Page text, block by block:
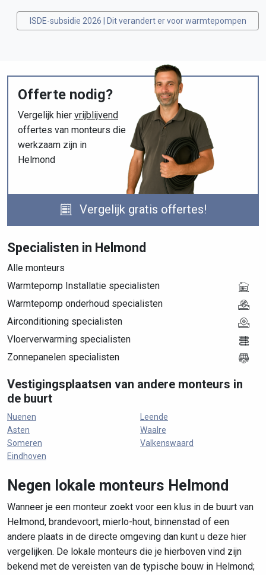
ISDE-subsidie 2026 | Dit verandert er voor warmtepompen
Offerte nodig?
Vergelijk hier vrijblijvend
offertes van monteurs die
werkzaam zijn in
Helmond
Vergelijk gratis offertes!
Specialisten in Helmond
Alle monteurs
Warmtepomp Installatie specialisten
Warmtepomp onderhoud specialisten
Airconditioning specialisten
Vloerverwarming specialisten
Zonnepanelen specialisten
Vestigingsplaatsen van andere monteurs in
de buurt
Nuenen
Asten
Someren
Eindhoven
Leende
Waalre
Valkenswaard
Negen lokale monteurs Helmond
Wanneer je een monteur zoekt voor een klus in de buurt van
Helmond, brandevoort, mierlo-hout, binnenstad of een
andere plaats in de directe omgeving dan kunt u deze hier
vergelijken. De lokale monteurs die je hierboven vind zijn
bekend met de vereisten van de typische bouw in Helmond;